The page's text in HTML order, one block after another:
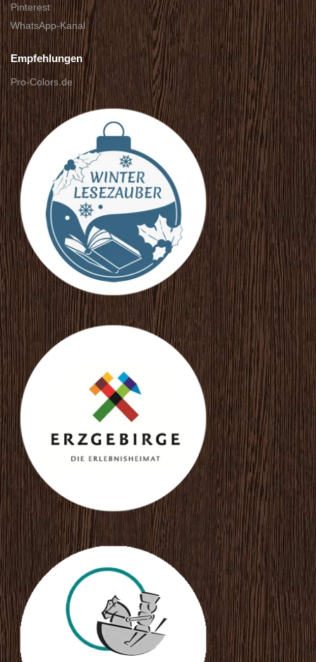
Pinterest
WhatsApp-Kanal
Empfehlungen
Pro-Colors.de